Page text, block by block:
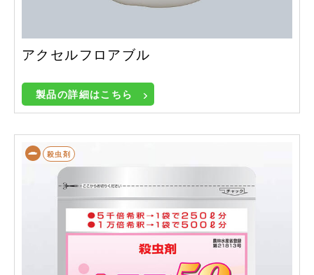
アクセルフロアブル
製品の詳細はこちら
殺虫剤